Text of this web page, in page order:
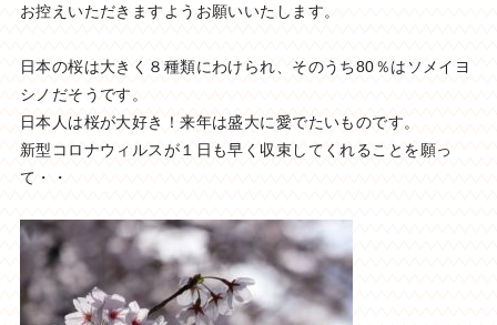
お控えいただきますようお願いいたします。
日本の桜は大きく８種類にわけられ、そのうち80％はソメイヨ
シノだそうです。
日本人は桜が大好き！来年は盛大に愛でたいものです。
新型コロナウィルスが１日も早く収束してくれることを願っ
て・・